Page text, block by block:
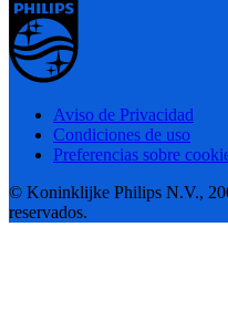
Aviso de Privacidad
Condiciones de uso
Preferencias sobre
© Koninklijke Philips N.V.,
reservados.